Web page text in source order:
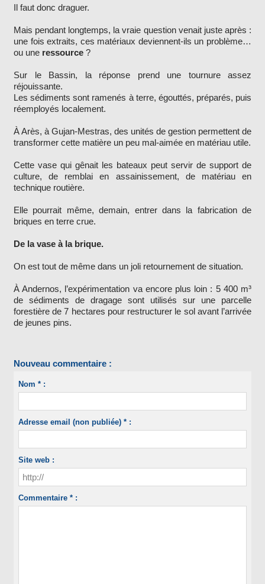
Il faut donc draguer.
Mais pendant longtemps, la vraie question venait juste après :
une fois extraits, ces matériaux deviennent-ils un problème…
ou une ressource ?
Sur le Bassin, la réponse prend une tournure assez
réjouissante.
Les sédiments sont ramenés à terre, égouttés, préparés, puis
réemployés localement.
À Arès, à Gujan-Mestras, des unités de gestion permettent de
transformer cette matière un peu mal-aimée en matériau utile.
Cette vase qui gênait les bateaux peut servir de support de
culture, de remblai en assainissement, de matériau en
technique routière.
Elle pourrait même, demain, entrer dans la fabrication de
briques en terre crue.
De la vase à la brique.
On est tout de même dans un joli retournement de situation.
À Andernos, l’expérimentation va encore plus loin : 5 400 m³
de sédiments de dragage sont utilisés sur une parcelle
forestière de 7 hectares pour restructurer le sol avant l’arrivée
de jeunes pins.
Nouveau commentaire :
Nom * :
Adresse email (non publiée) * :
Site web :
Commentaire * :